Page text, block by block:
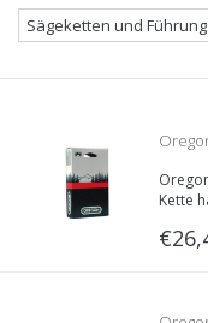
Kette